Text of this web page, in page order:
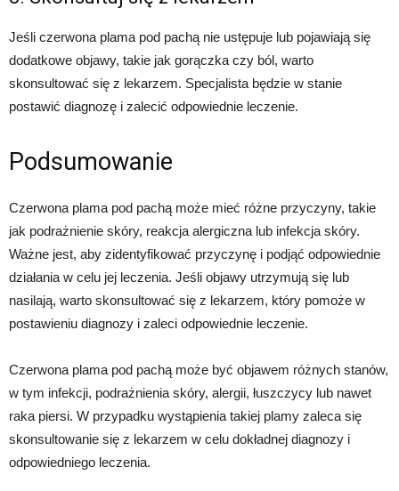
Jeśli czerwona plama pod pachą nie ustępuje lub pojawiają się
dodatkowe objawy, takie jak gorączka czy ból, warto
skonsultować się z lekarzem. Specjalista będzie w stanie
postawić diagnozę i zalecić odpowiednie leczenie.
Podsumowanie
Czerwona plama pod pachą może mieć różne przyczyny, takie
jak podrażnienie skóry, reakcja alergiczna lub infekcja skóry.
Ważne jest, aby zidentyfikować przyczynę i podjąć odpowiednie
działania w celu jej leczenia. Jeśli objawy utrzymują się lub
nasilają, warto skonsultować się z lekarzem, który pomoże w
postawieniu diagnozy i zaleci odpowiednie leczenie.
Czerwona plama pod pachą może być objawem różnych stanów,
w tym infekcji, podrażnienia skóry, alergii, łuszczycy lub nawet
raka piersi. W przypadku wystąpienia takiej plamy zaleca się
skonsultowanie się z lekarzem w celu dokładnej diagnozy i
odpowiedniego leczenia.